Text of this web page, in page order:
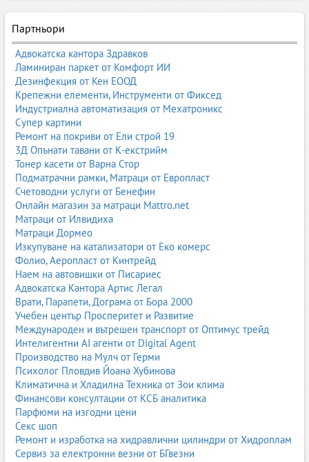
Декоративни елементи– ниши, корнизи, LED ефекти.
Гипсокартон – основата на сухото строителство
Гипсокартонът е универсален материал, подходящ за всякакви
вътрешни ремонти и довършителни дейности.
обикновен гипсокартон (GKB);
влагоустойчив (GKBI);
пожароустойчив (GKF);
акустичен гипсокартон;
двупластови системи за по-висока изолация.
Окачени тавани
еднониво и двуниво конструкции;
скрито LED осветление;
декоративни тавани;
акустични тавани;
пожароустойчиви тавани;
индустриални тавани.
Предстенни обшивки
Използват се за изправяне на криви стени, скриване на
инсталации и подобряване на изолацията.
метална конструкция CD/UD;
минерална вата;
пароизолация;
едно- и двупластови обшивки.
Преградни стени
леко строителство с метални профили;
висока шумоизолация;
възможност за вграждане на врати и ниши;
бърз монтаж и чист процес.
Партньори
Адвокатска кантора Здравков
Ламиниран паркет от Комфорт ИИ
Дезинфекция от Кен ЕООД
Крепежни елементи, Инструменти от Фиксед
Индустриална автоматизация от Мехатроникс
Супер картини
Ремонт на покриви от Ели строй 19
3Д Опънати тавани от К-екстрийм
Тонер касети от Варна Стор
Подматрачни рамки, Матраци от Европласт
Счетоводни услуги от Бенефин
Онлайн магазин за матраци Mattro.net
Матраци от Илвидиха
Матраци Дормео
Изкупуване на катализатори от Еко комерс
Фолио, Аеропласт от Кинтрейд
Наем на автовишки от Писариес
Адвокатска Кантора Артис Легал
Врати, Парапети, Дограма от Бора 2000
Учебен център Просперитет и Развитие
Международен и вътрешен транспорт от Оптимус трейд
Интелигентни AI агенти от Digital Agent
Производство на Мулч от Герми
Психолог Пловдив Йоана Хубинова
Климатична и Хладилна Техника от Зои клима
Финансови консултации от КСБ аналитика
Парфюми на изгодни цени
Секс шоп
Ремонт и изработка на хидравлични цилиндри от Хидроплам
Сервиз за електронни везни от БГвезни